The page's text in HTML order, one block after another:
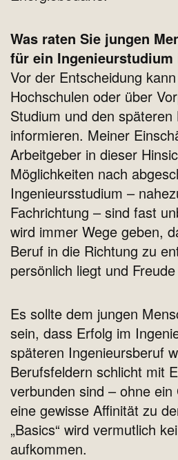
Was raten Sie jungen
für ein Ingenieurstudium
Vor der Entscheidung
Hochschulen oder über
Studium und den späteren
informieren. Meiner
Arbeitgeber in dieser
Möglichkeiten nach
Ingenieursstudium –
Fachrichtung – sind fast
wird immer Wege geben,
Beruf in die Richtung zu
persönlich liegt und
Es sollte dem jungen
sein, dass Erfolg im
späteren Ingenieursberuf
Berufsfeldern schlicht mit
verbunden sind – ohne
eine gewisse Affinität zu
„Basics“ wird vermutlich
aufkommen.